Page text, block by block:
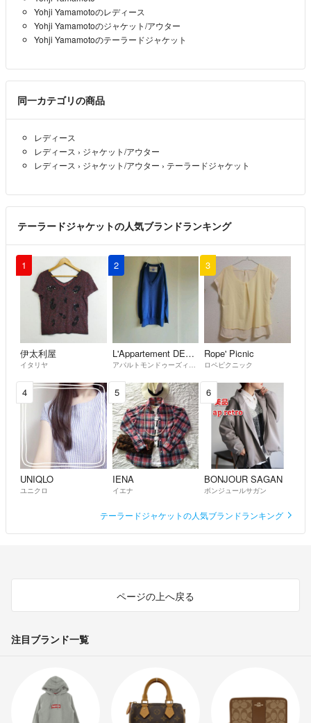
Yohji Yamamotoのレディース
Yohji Yamamotoのジャケット/アウター
Yohji Yamamotoのテーラードジャケット
同一カテゴリの商品
レディース
レディース › ジャケット/アウター
レディース › ジャケット/アウター › テーラードジャケット
テーラードジャケットの人気ブランドランキング
1
伊太利屋
イタリヤ
2
L'Appartement DEUXIEME CLASSE
3
Rope' Picnic
ロペピクニック
4
UNIQLO
ユニクロ
5
IENA
イエナ
6
BONJOUR SAGAN
ボンジュールサガン
テーラードジャケットの人気ブランドランキング
ページの上へ戻る
注目ブランド一覧